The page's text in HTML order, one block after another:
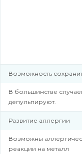
Возможность
В большинстве
депульпируют.
Развитие аллергии
Возможны
реакции на металл